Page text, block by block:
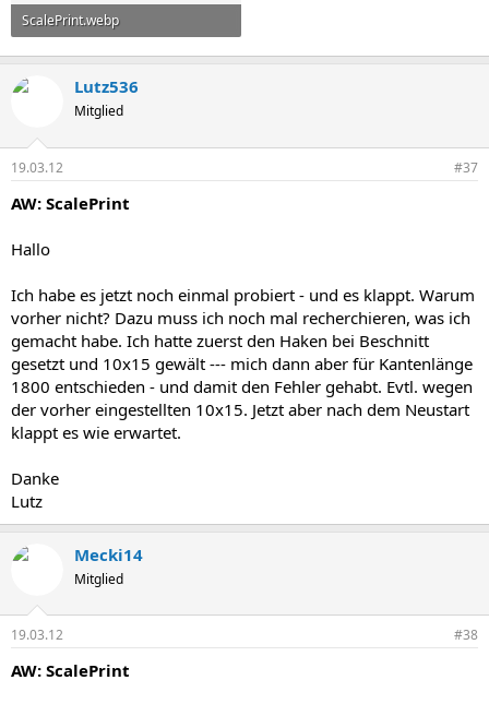
ScalePrint.webp
33,1 KB · Aufrufe: 1.052
Lutz536
Mitglied
19.03.12 #37
AW: ScalePrint
Hallo
Ich habe es jetzt noch einmal probiert - und es klappt. Warum
vorher nicht? Dazu muss ich noch mal recherchieren, was ich
gemacht habe. Ich hatte zuerst den Haken bei Beschnitt
gesetzt und 10x15 gewält --- mich dann aber für Kantenlänge
1800 entschieden - und damit den Fehler gehabt. Evtl. wegen
der vorher eingestellten 10x15. Jetzt aber nach dem Neustart
klappt es wie erwartet.
Danke
Lutz
Mecki14
Mitglied
19.03.12 #38
AW: ScalePrint